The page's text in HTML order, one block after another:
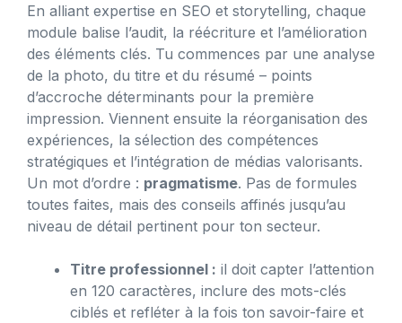
En alliant expertise en SEO et storytelling, chaque
module balise l’audit, la réécriture et l’amélioration
des éléments clés. Tu commences par une analyse
de la photo, du titre et du résumé – points
d’accroche déterminants pour la première
impression. Viennent ensuite la réorganisation des
expériences, la sélection des compétences
stratégiques et l’intégration de médias valorisants.
Un mot d’ordre : pragmatisme. Pas de formules
toutes faites, mais des conseils affinés jusqu’au
niveau de détail pertinent pour ton secteur.
Titre professionnel : il doit capter l’attention
en 120 caractères, inclure des mots-clés
ciblés et refléter à la fois ton savoir-faire et